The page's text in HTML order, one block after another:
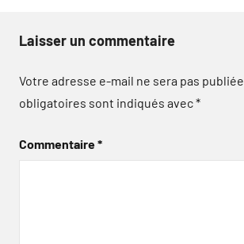
Laisser un commentaire
Votre adresse e-mail ne sera pas publiée.
obligatoires sont indiqués avec*
Commentaire*